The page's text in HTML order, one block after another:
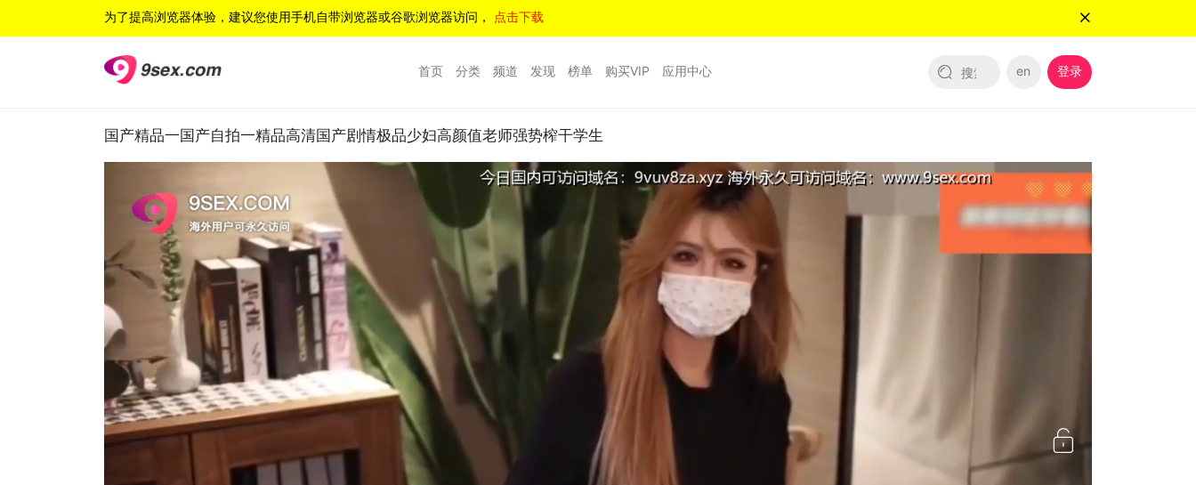
为了提高浏览器体验，建议您使用手机自带浏览器或谷歌浏览器访问， 点击下载
首页 分类 频道 发现 榜单 购买VIP 应用中心 en 登录
国产精品一国产自拍一精品高清国产剧情极品少妇高颜值老师强势榨干学生